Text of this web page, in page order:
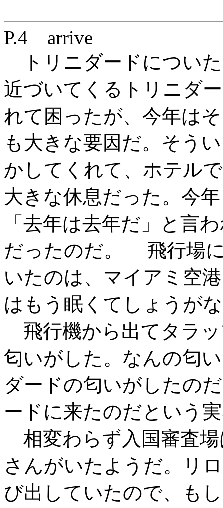
P.4 arrive
トリニダードについ
近づいてくるトリニダ
れて困ったが、今年は
も大きな要因だ。そう
かしてくれて、ホテル
大きな休息だった。今
「去年は去年だ」と言
だったのだ。 飛行場
いたのは、マイアミ空
はもう眠くてしょうが
飛行機から出てタラ
匂いがした。なんの匂
ダードの匂いがしたの
ードに来たのだという
相変わらず入国審査
さんがいたようだ。リ
び出していたので、も